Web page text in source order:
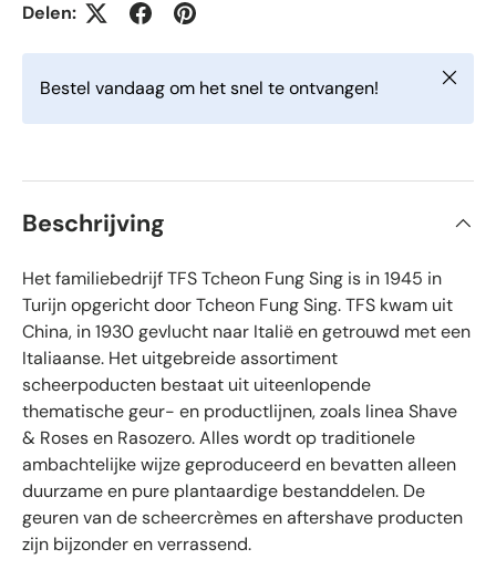
e
d
m
t
s
t
e
r
e
2
7
e
e
i
e
e
b
e
o
o
r
d
Delen:
Bestel vandaag om het snel te ontvangen! Sluiten
Beschrijving
Het familiebedrijf TFS Tcheon Fung Sing is in 1945 in
Turijn opgericht door Tcheon Fung Sing. TFS kwam uit
China, in 1930 gevlucht naar Italië en getrouwd met een
Italiaanse. Het uitgebreide assortiment
scheerpoducten bestaat uit uiteenlopende
thematische geur- en productlijnen, zoals linea Shave
& Roses en Rasozero. Alles wordt op traditionele
ambachtelijke wijze geproduceerd en bevatten alleen
duurzame en pure plantaardige bestanddelen. De
geuren van de scheercrèmes en aftershave producten
zijn bijzonder en verrassend.